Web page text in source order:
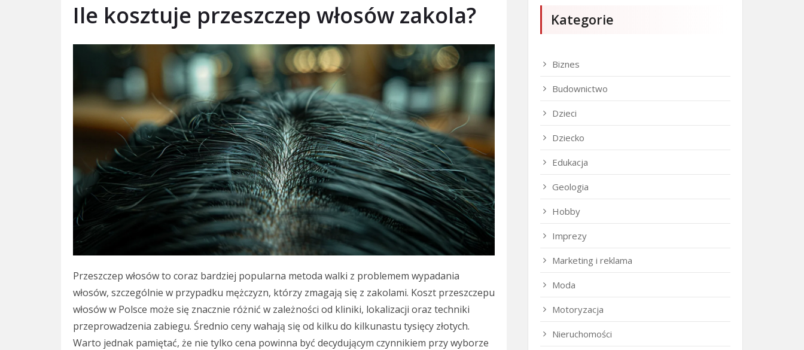
Ile kosztuje przeszczep włosów zakola?
Przeszczep włosów to coraz bardziej popularna metoda walki z problemem wypadania
włosów, szczególnie w przypadku mężczyzn, którzy zmagają się z zakolami. Koszt przeszczepu
włosów w Polsce może się znacznie różnić w zależności od kliniki, lokalizacji oraz techniki
przeprowadzenia zabiegu. Średnio ceny wahają się od kilku do kilkunastu tysięcy złotych.
Warto jednak pamiętać, że nie tylko cena powinna być decydującym czynnikiem przy wyborze
Kategorie
Biznes
Budownictwo
Dzieci
Dziecko
Edukacja
Geologia
Hobby
Imprezy
Marketing i reklama
Moda
Motoryzacja
Nieruchomości